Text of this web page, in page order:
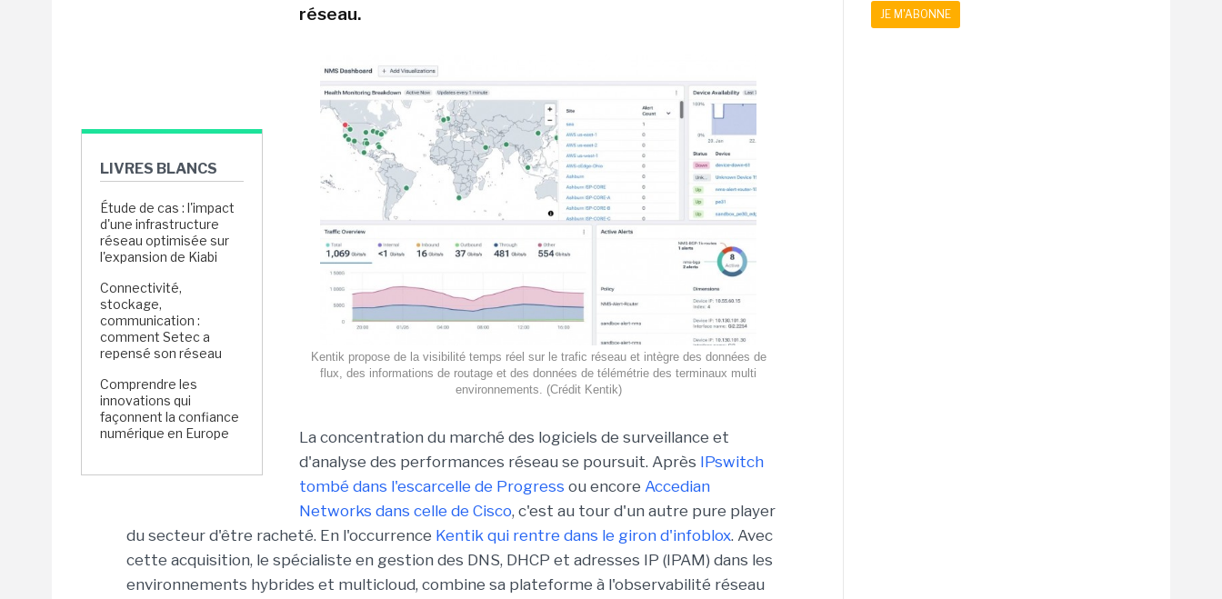
LIVRES BLANCS
Étude de cas : l'impact
d'une infrastructure
réseau optimisée sur
l'expansion de Kiabi
Connectivité,
stockage,
communication :
comment Setec a
repensé son réseau
Comprendre les
innovations qui
façonnent la confiance
numérique en Europe
réseau.
Kentik propose de la visibilité temps réel sur le trafic réseau et intègre des données de
flux, des informations de routage et des données de télémétrie des terminaux multi
environnements. (Crédit Kentik)
La concentration du marché des logiciels de surveillance et
d'analyse des performances réseau se poursuit. Après IPswitch
tombé dans l'escarcelle de Progress ou encore Accedian
Networks dans celle de Cisco, c'est au tour d'un autre pure player
du secteur d'être racheté. En l'occurrence Kentik qui rentre dans le giron d'infoblox. Avec
cette acquisition, le spécialiste en gestion des DNS, DHCP et adresses IP (IPAM) dans les
environnements hybrides et multicloud, combine sa plateforme à l'observabilité réseau
JE M'ABONNE